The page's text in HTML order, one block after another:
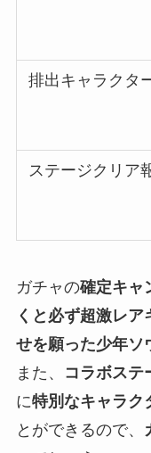
排出キャラクタ
ステージクリア
ガチャの確定キャ
くと必ず超激レ
せを願った少年ソ
また、
コラボステ
に特別なキャラク
とができるので、